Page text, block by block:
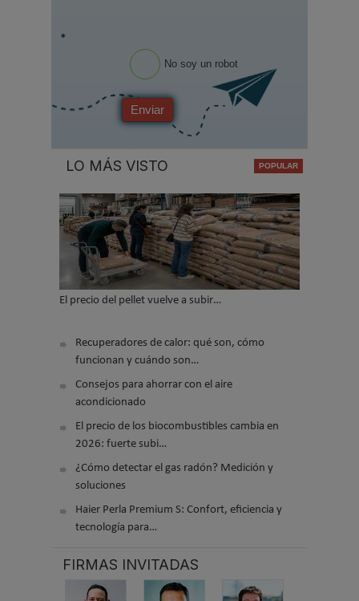
*
No soy un robot
Enviar
LO MÁS VISTO
El precio del pellet vuelve a subir…
Recuperadores de calor: qué son, cómo
funcionan y cuándo son…
Consejos para ahorrar con el aire
acondicionado
El precio de los biocombustibles cambia en
2026: fuerte subi…
¿Cómo detectar el gas radón? Medición y
soluciones
Haier Perla Premium S: Confort, eficiencia y
tecnología para…
FIRMAS INVITADAS